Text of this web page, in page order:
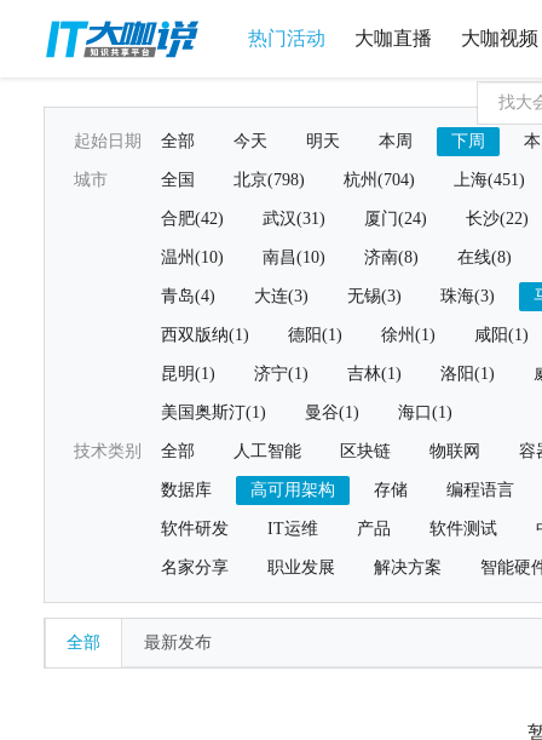
热门活动 大咖直播 大咖视频
起始日期 全部 今天 明天 本周 下周
城市 全国 北京(798) 杭州(704) 上海(451)
合肥(42) 武汉(31) 厦门(24) 长沙(22)
温州(10) 南昌(10) 济南(8) 在线(8)
青岛(4) 大连(3) 无锡(3) 珠海(3)
西双版纳(1) 德阳(1) 徐州(1) 咸阳(1)
昆明(1) 济宁(1) 吉林(1) 洛阳(1)
美国奥斯汀(1) 曼谷(1) 海口(1)
技术类别 全部 人工智能 区块链 物联网 容
数据库 高可用架构 存储 编程语言
软件研发 IT运维 产品 软件测试
名家分享 职业发展 解决方案 智能硬
全部 最新发布